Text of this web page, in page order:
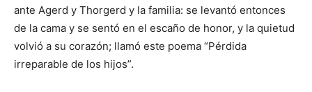
ante Agerd y Thorgerd y la familia: se levantó entonces
de la cama y se sentó en el escaño de honor, y la quietud
volvió a su corazón; llamó este poema “Pérdida
irreparable de los hijos”.